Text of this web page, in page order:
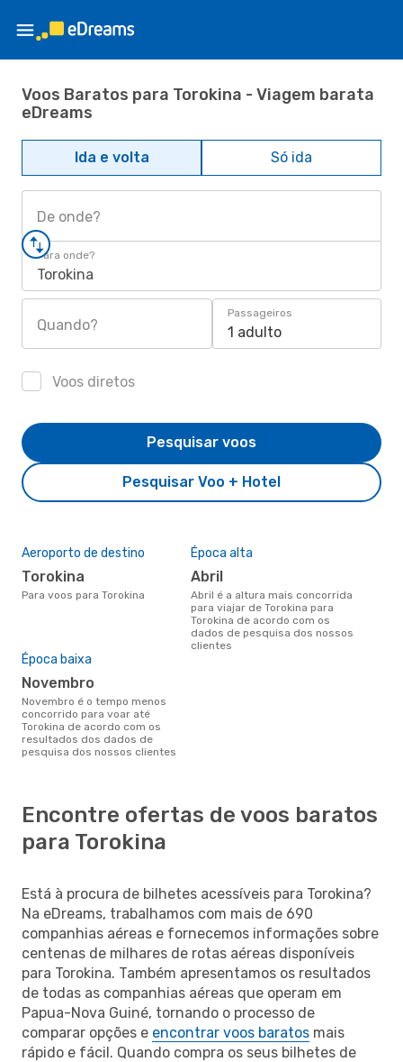
Voos Baratos para Torokina - Viagem barata
eDreams
Ida e volta Só ida
De onde?
Para onde?
Torokina
Quando?
Passageiros
1 adulto
Voos diretos
Pesquisar Voo + Hotel
Pesquisar voos
Aeroporto de destino
Torokina
Para voos para Torokina
Época alta
abril
abril é a altura mais concorrida
para viajar de Torokina para
Torokina de acordo com os
dados de pesquisa dos nossos
clientes
Época baixa
novembro
novembro é o tempo menos
concorrido para voar até
Torokina de acordo com os
resultados dos dados de
pesquisa dos nossos clientes
Encontre ofertas de voos baratos
para Torokina
Está à procura de bilhetes acessíveis para Torokina?
Na eDreams, trabalhamos com mais de 690
companhias aéreas e fornecemos informações sobre
centenas de milhares de rotas aéreas disponíveis
para Torokina. Também apresentamos os resultados
de todas as companhias aéreas que operam em
Papua-Nova Guiné, tornando o processo de
comparar opções e encontrar voos baratos mais
rápido e fácil. Quando compra os seus bilhetes de